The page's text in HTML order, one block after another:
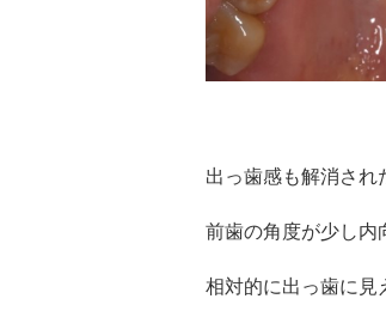
出っ歯感も解消され
前歯の角度が少し内
相対的に出っ歯に見